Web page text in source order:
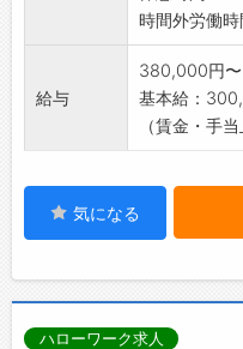
時間外労働
給与
380,000円
基本給：
（賃金・手
気になる
ハローワーク求人